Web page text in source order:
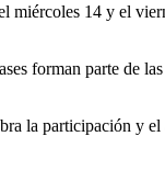
miércoles 14 y el
forman parte de
la participación y